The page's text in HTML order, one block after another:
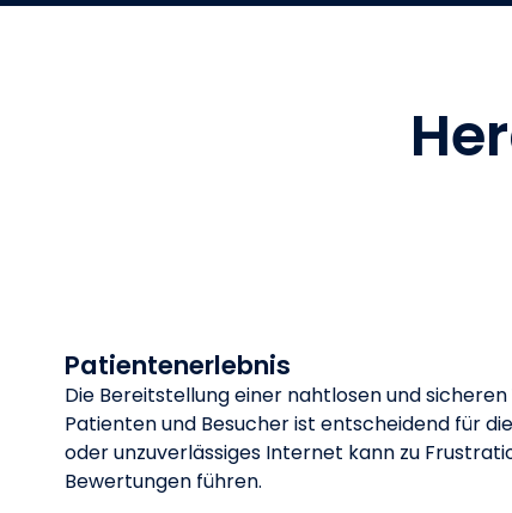
Patientenerlebnis
Die Bereitstellung einer nahtlosen und
Patienten und Besucher ist entscheidend für
oder unzuverlässiges Internet kann zu
Bewertungen führen.